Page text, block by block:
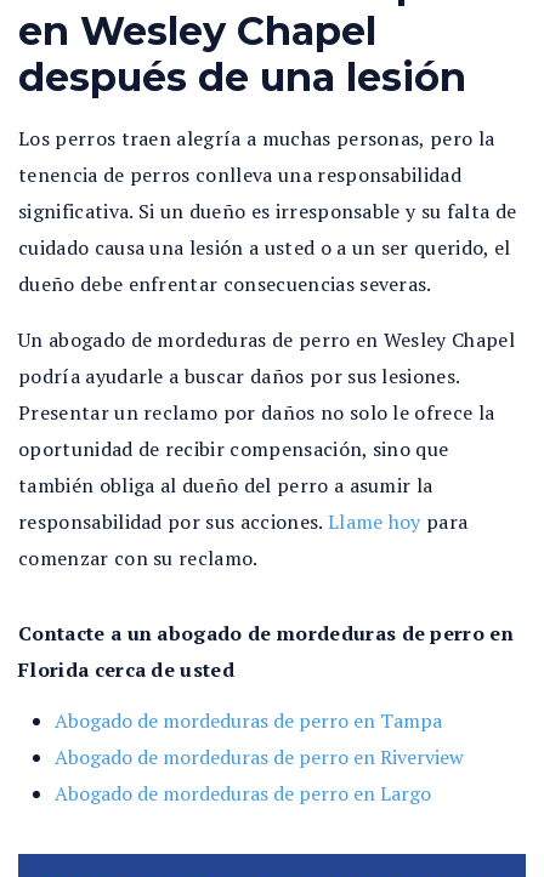
en Wesley Chapel
después de una lesión
Los perros traen alegría a muchas personas, pero la
tenencia de perros conlleva una responsabilidad
significativa. Si un dueño es irresponsable y su falta de
cuidado causa una lesión a usted o a un ser querido, el
dueño debe enfrentar consecuencias severas.
Un abogado de mordeduras de perro en Wesley Chapel
podría ayudarle a buscar daños por sus lesiones.
Presentar un reclamo por daños no solo le ofrece la
oportunidad de recibir compensación, sino que
también obliga al dueño del perro a asumir la
responsabilidad por sus acciones. Llame hoy para
comenzar con su reclamo.
Contacte a un abogado de mordeduras de perro en
Florida cerca de usted
Abogado de mordeduras de perro en Tampa
Abogado de mordeduras de perro en Riverview
Abogado de mordeduras de perro en Largo